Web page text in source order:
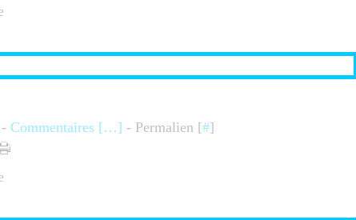
Commentaires […] - Permalien [#]